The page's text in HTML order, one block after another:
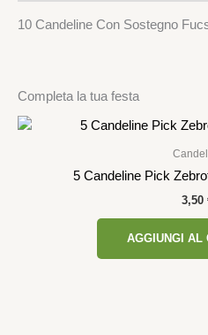
10 Candeline Con Sostegno
Completa la tua festa
5 Candeline Pick
3,50
AGGIUNGI AL